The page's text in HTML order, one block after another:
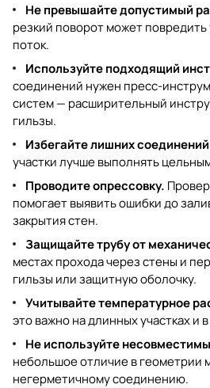
Не превышайте допустимый
резкий поворот может
поток.
Используйте подходящий
соединений нужен пресс-
систем — расширительный
гильзы.
Избегайте лишних
участки лучше выполнять
Проводите опрессовку.
помогает выявить ошибки до
закрытия стен.
Защищайте трубу от
местах прохода через стены и
гильзы или защитную оболочку.
Учитывайте температурное
это важно на длинных участках и
Не используйте
небольшое отличие в геометрии
негерметичному соединению.